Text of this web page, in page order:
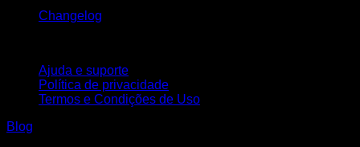
Changelog
Ajuda e suporte
Política de privacidade
Termos e Condições de Uso
Blog